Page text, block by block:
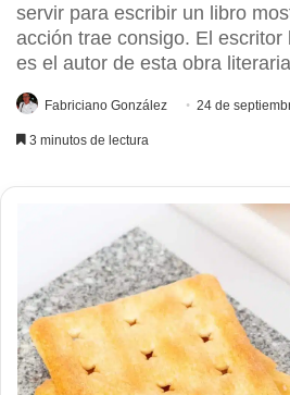
servir para escribir un libro
acción trae consigo. El
es el autor de esta obra
Fabriciano González 24 de
3 minutos de lectura